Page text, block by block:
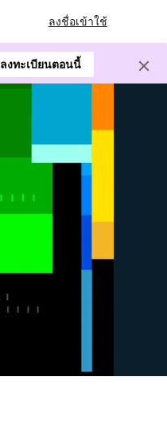
ลงชื่อเข้าใช้
ลงทะเบียนตอนนี้